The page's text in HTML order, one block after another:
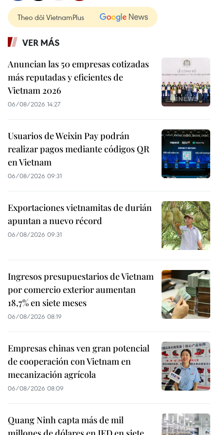
Theo dõi VietnamPlus
VER MÁS
Anuncian las 50 empresas cotizadas
más reputadas y eficientes de
Vietnam 2026
06/08/2026 14:27
Usuarios de Weixin Pay podrán
realizar pagos mediante códigos QR
en Vietnam
06/08/2026 09:31
Exportaciones vietnamitas de durián
apuntan a nuevo récord
06/08/2026 09:31
Ingresos presupuestarios de Vietnam
por comercio exterior aumentan
18,7% en siete meses
06/08/2026 08:19
Empresas chinas ven gran potencial
de cooperación con Vietnam en
mecanización agrícola
06/08/2026 08:09
Quang Ninh capta más de mil